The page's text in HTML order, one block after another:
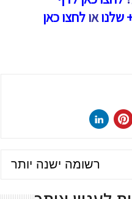
שלנואולחצו כאן
רשומה ישנה יותר